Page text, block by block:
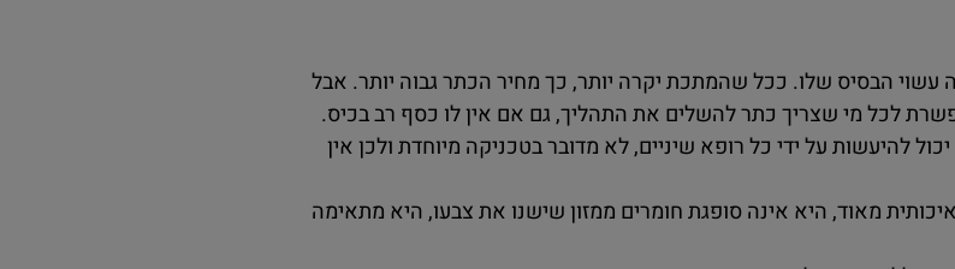
הבסיס שלו. ככל שהמתכת יקרה יותר, כך מחיר הכתר גבוה יותר. אבל
לכל מי שצריך כתר להשלים את התהליך, גם אם אין לו כסף רב בכיס.
להיעשות על ידי כל רופא שיניים, לא מדובר בטכניקה מיוחדת ולכן אין
מאוד, היא אינה סופגת חומרים ממזון שישנו את צבעו, היא מתאימה